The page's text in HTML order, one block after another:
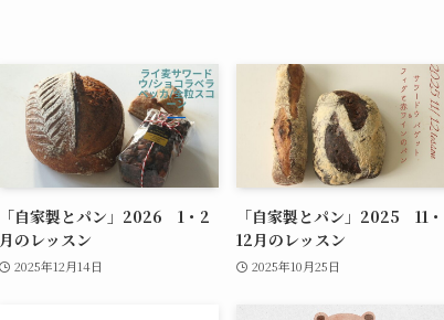
「自家製とパン」2026 1・2
月のレッスン
2025年12月14日
「自家製とパン」2025 11・
12月のレッスン
2025年10月25日